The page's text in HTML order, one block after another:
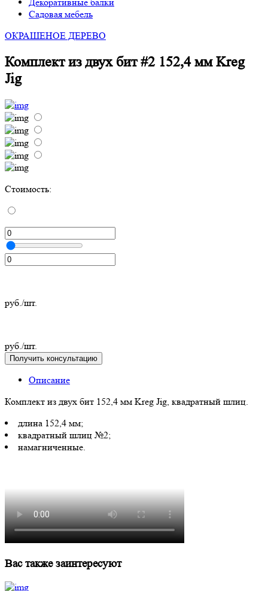
Садовая мебель
ОКРАШЕНОЕ ДЕРЕВО
Комплект из двух бит #2 152,4 мм Kreg
Jig
Стоимость:
руб./шт.
руб./шт.
Получить консультацию
Описание
Комплект из двух бит 152,4 мм Kreg Jig, квадратный шлиц.
длина 152,4 мм;
квадратный шлиц №2;
намагниченные.
Вас также заинтересуют